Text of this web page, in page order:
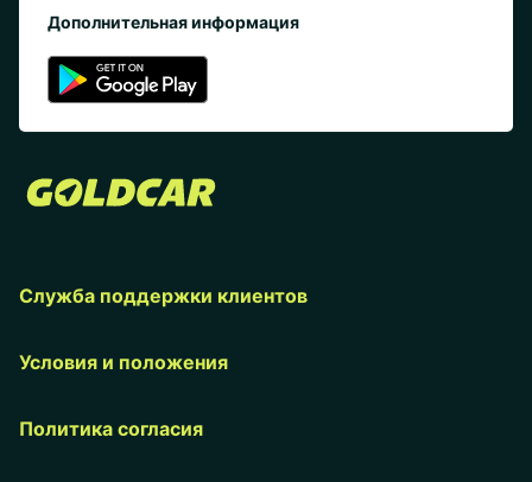
Дополнительная информация
Служба поддержки клиентов
Условия и положения
Политика согласия